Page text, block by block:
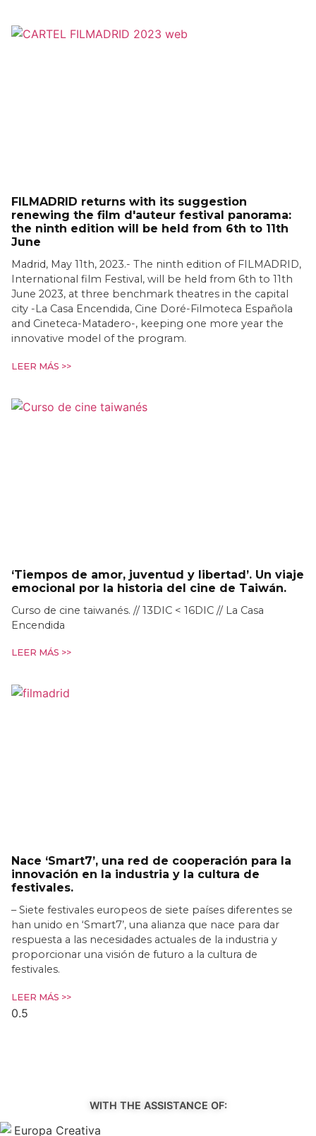
FILMADRID returns with its suggestion
renewing the film d'auteur festival panorama:
the ninth edition will be held from 6th to 11th
June
Madrid, May 11th, 2023.- The ninth edition of FILMADRID,
International film Festival, will be held from 6th to 11th
June 2023, at three benchmark theatres in the capital
city -La Casa Encendida, Cine Doré-Filmoteca Española
and Cineteca-Matadero-, keeping one more year the
innovative model of the program.
LEER MÁS >>
‘Tiempos de amor, juventud y libertad’. Un viaje
emocional por la historia del cine de Taiwán.
Curso de cine taiwanés. // 13DIC < 16DIC // La Casa
Encendida
LEER MÁS >>
Nace ‘Smart7’, una red de cooperación para la
innovación en la industria y la cultura de
festivales.
– Siete festivales europeos de siete países diferentes se
han unido en ‘Smart7’, una alianza que nace para dar
respuesta a las necesidades actuales de la industria y
proporcionar una visión de futuro a la cultura de
festivales.
LEER MÁS >>
WITH THE ASSISTANCE OF: